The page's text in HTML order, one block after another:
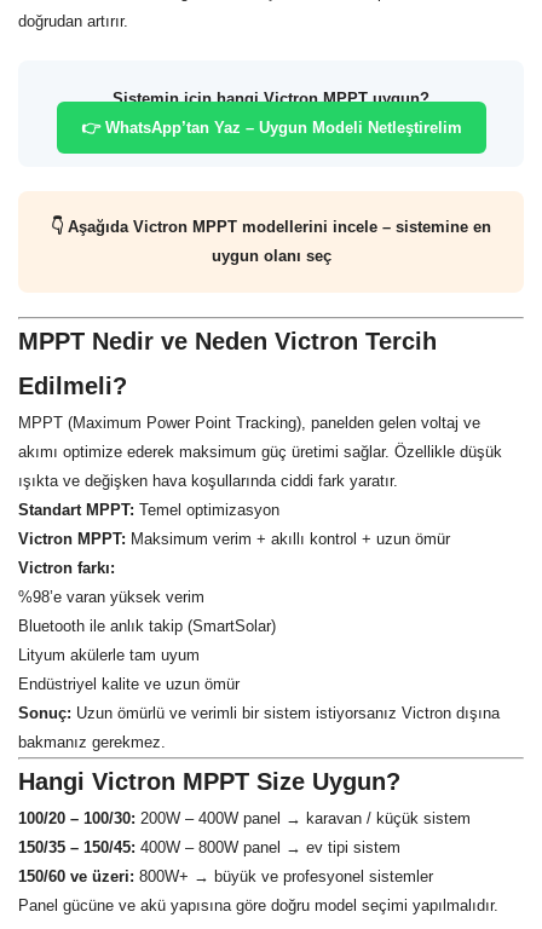
doğrudan artırır.
Sistemin için hangi Victron MPPT uygun?
👉 WhatsApp’tan Yaz – Uygun Modeli Netleştirelim
👇 Aşağıda Victron MPPT modellerini incele – sistemine en
uygun olanı seç
MPPT Nedir ve Neden Victron Tercih
Edilmeli?
MPPT (Maximum Power Point Tracking), panelden gelen voltaj ve
akımı optimize ederek maksimum güç üretimi sağlar. Özellikle düşük
ışıkta ve değişken hava koşullarında ciddi fark yaratır.
Standart MPPT: Temel optimizasyon
Victron MPPT: Maksimum verim + akıllı kontrol + uzun ömür
Victron farkı:
%98’e varan yüksek verim
Bluetooth ile anlık takip (SmartSolar)
Lityum akülerle tam uyum
Endüstriyel kalite ve uzun ömür
Sonuç: Uzun ömürlü ve verimli bir sistem istiyorsanız Victron dışına
bakmanız gerekmez.
Hangi Victron MPPT Size Uygun?
100/20 – 100/30: 200W – 400W panel → karavan / küçük sistem
150/35 – 150/45: 400W – 800W panel → ev tipi sistem
150/60 ve üzeri: 800W+ → büyük ve profesyonel sistemler
Panel gücüne ve akü yapısına göre doğru model seçimi yapılmalıdır.